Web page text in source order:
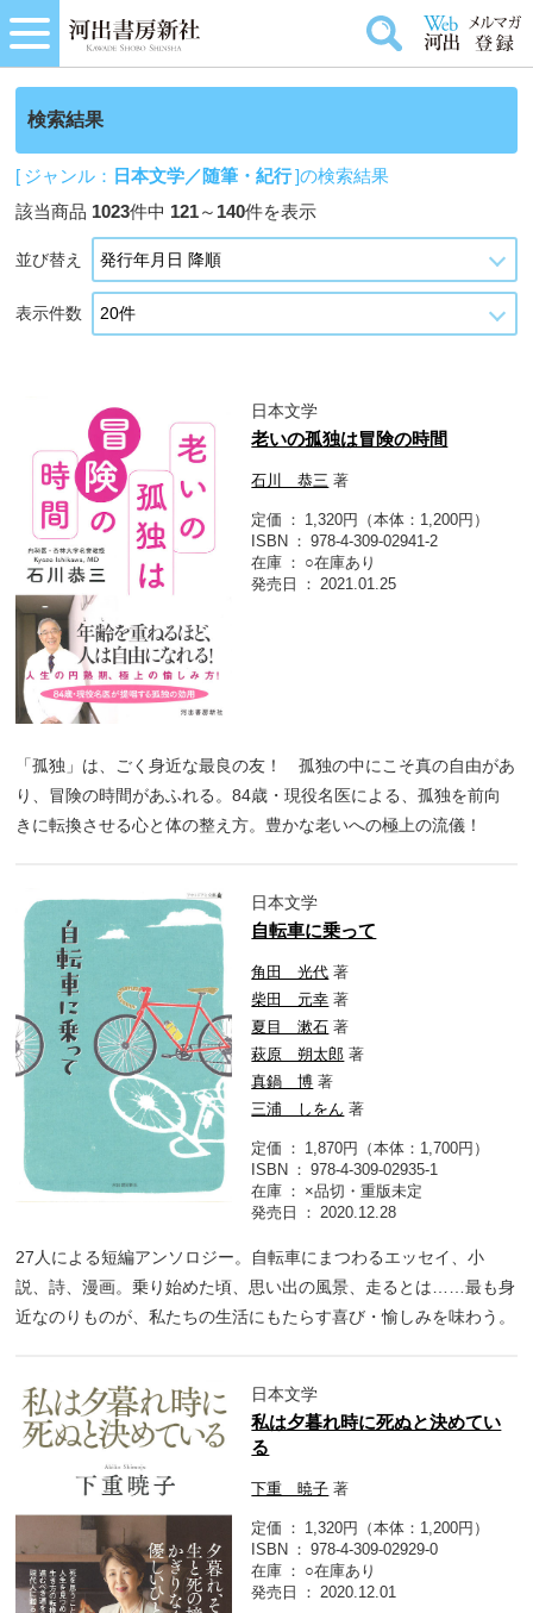
検索結果
[ ジャンル： 日本文学／随筆・紀行]の検索結果
該当商品 1023件中 121～ 140件を表示
並び替え
表示件数
日本文学
老いの孤独は冒険の時間
石川 恭三 著
定価
1,320円（本体：1,200円）
ISBN
978-4-309-02941-2
在庫
○在庫あり
発売日
2021.01.25
「孤独」は、ごく身近な最良の友！ 孤独の中にこそ真の自由があ
り、冒険の時間があふれる。84歳・現役名医による、孤独を前向
きに転換させる心と体の整え方。豊かな老いへの極上の流儀！
日本文学
自転車に乗って
角田 光代 著
柴田 元幸 著
夏目 漱石 著
萩原 朔太郎 著
真鍋 博 著
三浦 しをん 著
定価
1,870円（本体：1,700円）
ISBN
978-4-309-02935-1
在庫
×品切・重版未定
発売日
2020.12.28
27人による短編アンソロジー。自転車にまつわるエッセイ、小
説、詩、漫画。乗り始めた頃、思い出の風景、走るとは……最も身
近なのりものが、私たちの生活にもたらす喜び・愉しみを味わう。
日本文学
私は夕暮れ時に死ぬと決めてい
る
下重 暁子 著
定価
1,320円（本体：1,200円）
ISBN
978-4-309-02929-0
在庫
○在庫あり
発売日
2020.12.01